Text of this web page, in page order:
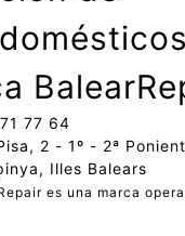
77 64
2 - 1º - 2ª
Illes Balears
es una marca